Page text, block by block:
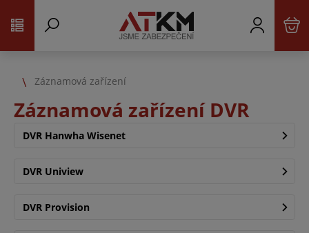
Záznamová zařízení
Záznamová zařízení DVR
DVR Hanwha Wisenet
DVR Uniview
DVR Provision